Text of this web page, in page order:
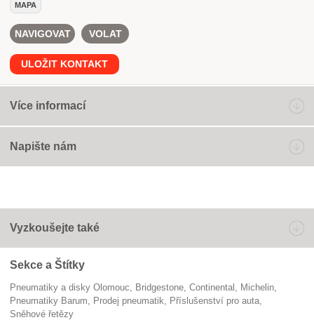
MAPA
NAVIGOVAT VOLAT
ULOŽIT KONTAKT
Více informací
Napište nám
Vyzkoušejte také
Sekce a Štítky
Pneumatiky a disky Olomouc Bridgestone Continental
Michelin
pneumatiky Barum
prodej pneumatik
příslušenství pro auta
sněhové řetězy